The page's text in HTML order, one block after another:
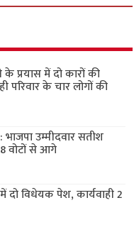
के प्रयास में दो कारों की
के चार लोगों की
उम्मीदवार सतीश
वोटों से आगे
विधेयक पेश, कार्यवाही 2